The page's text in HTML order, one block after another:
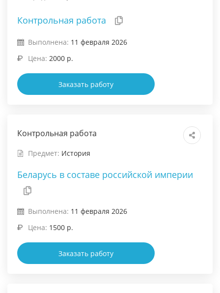
Контрольная работа
Выполнена: 11 февраля 2026
Цена: 2000 р.
Заказать работу
Контрольная работа
Предмет: История
Беларусь в составе российской империи
Выполнена: 11 февраля 2026
Цена: 1500 р.
Заказать работу